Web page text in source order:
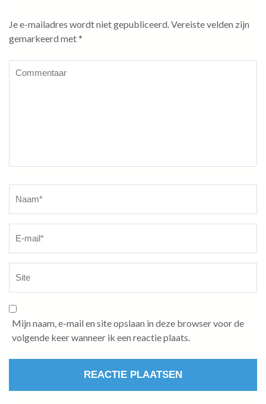
Je e-mailadres wordt niet gepubliceerd. Vereiste velden zijn
gemarkeerd met*
Mijn naam, e-mail en site opslaan in deze browser voor de
volgende keer wanneer ik een reactie plaats.